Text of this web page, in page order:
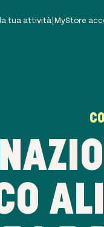
tua attività|MyStore